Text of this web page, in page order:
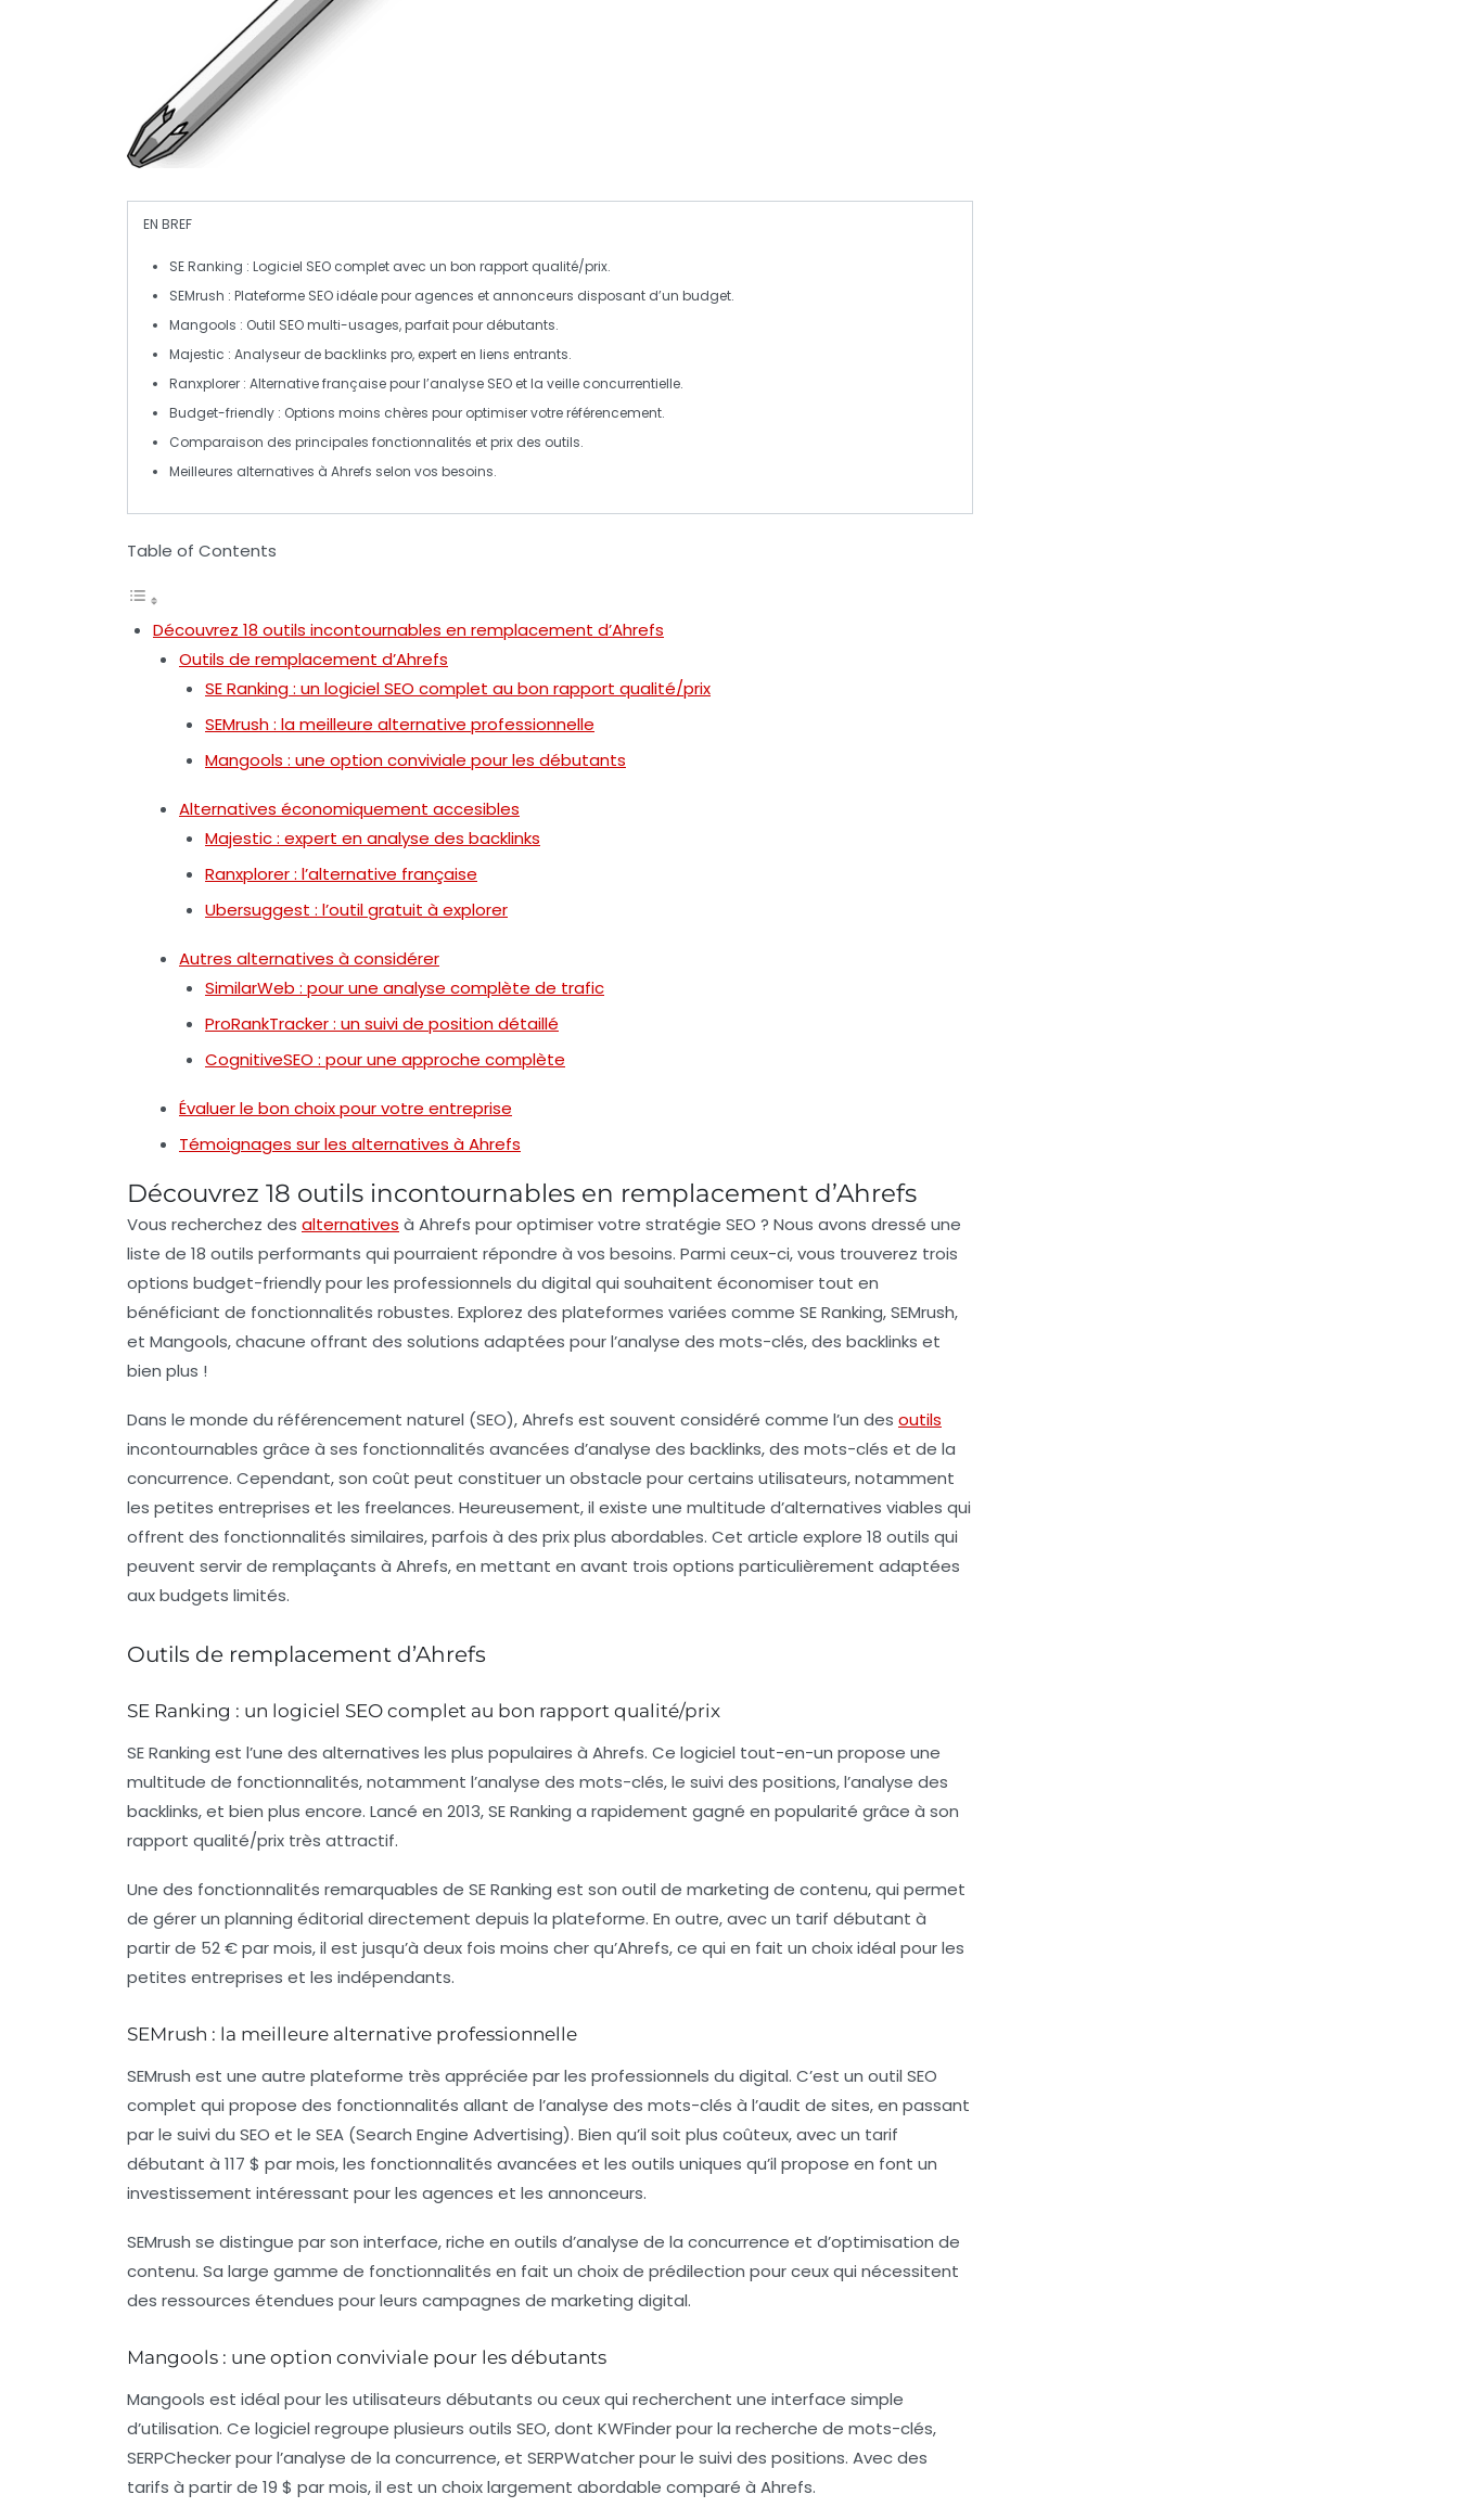
EN BREF
SE Ranking : Logiciel SEO complet avec un bon rapport qualité/prix.
SEMrush : Plateforme SEO idéale pour agences et annonceurs disposant d’un budget.
Mangools : Outil SEO multi-usages, parfait pour débutants.
Majestic : Analyseur de backlinks pro, expert en liens entrants.
Ranxplorer : Alternative française pour l’analyse SEO et la veille concurrentielle.
Budget-friendly : Options moins chères pour optimiser votre référencement.
Comparaison des principales fonctionnalités etprix des outils.
Meilleures alternatives à Ahrefs selon vos besoins.
Table of Contents
Découvrez 18 outils incontournables en remplacement d’Ahrefs
Outils de remplacement d’Ahrefs
SE Ranking : un logiciel SEO complet au bon rapport qualité/prix
SEMrush : la meilleure alternative professionnelle
Mangools : une option conviviale pour les débutants
Alternatives économiquement accesibles
Majestic : expert en analyse des backlinks
Ranxplorer : l’alternative française
Ubersuggest : l’outil gratuit à explorer
Autres alternatives à considérer
SimilarWeb : pour une analyse complète de trafic
ProRankTracker : un suivi de position détaillé
CognitiveSEO : pour une approche complète
Évaluer le bon choix pour votre entreprise
Témoignages sur les alternatives à Ahrefs
Découvrez 18 outils incontournables en remplacement d’Ahrefs
Vous recherchez des alternatives à Ahrefs pour optimiser votre stratégie SEO ? Nous avons dressé une
liste de 18 outils performants qui pourraient répondre à vos besoins. Parmi ceux-ci, vous trouverez trois
options budget-friendlypour les professionnels du digital qui souhaitent économiser tout en
bénéficiant de fonctionnalités robustes. Explorez des plateformes variées comme SE Ranking,SEMrush,
et Mangools, chacune offrant des solutions adaptées pour l’analyse des mots-clés, des backlinks et
bien plus !
Dans le monde du référencement naturel (SEO),Ahrefs est souvent considéré comme l’un des outils
incontournables grâce à ses fonctionnalités avancées d’analyse des backlinks, des mots-clés et de la
concurrence. Cependant, son coût peut constituer un obstacle pour certains utilisateurs, notamment
les petites entreprises et les freelances. Heureusement, il existe une multitude d’alternatives viables qui
offrent des fonctionnalités similaires, parfois à des prix plus abordables. Cet article explore 18 outils qui
peuvent servir de remplaçants à Ahrefs, en mettant en avant trois options particulièrement adaptées
aux budgets limités.
Outils de remplacement d’Ahrefs
SE Ranking : un logiciel SEO complet au bon rapport qualité/prix
SE Ranking est l’une des alternatives les plus populaires à Ahrefs. Ce logiciel tout-en-un propose une
multitude de fonctionnalités, notamment l’analyse des mots-clés, le suivi des positions, l’analyse des
backlinks, et bien plus encore. Lancé en 2013, SE Ranking a rapidement gagné en popularité grâce à son
rapport qualité/prix très attractif.
Une des fonctionnalités remarquables de SE Ranking est son outil de marketing de contenu, qui permet
de gérer un planning éditorial directement depuis la plateforme. En outre, avec un tarif débutant à
partir de 52 € par mois, il est jusqu’à deux fois moins cher qu’Ahrefs, ce qui en fait un choix idéal pour les
petites entreprises et les indépendants.
SEMrush : la meilleure alternative professionnelle
SEMrush est une autre plateforme très appréciée par les professionnels du digital. C’est un outil SEO
complet qui propose des fonctionnalités allant de l’analyse des mots-clés à l’audit de sites, en passant
par le suivi du SEO et le SEA (Search Engine Advertising). Bien qu’il soit plus coûteux, avec un tarif
débutant à 117 $ par mois, les fonctionnalités avancées et les outils uniques qu’il propose en font un
investissement intéressant pour les agences et les annonceurs.
SEMrush se distingue par son interface, riche en outils d’analyse de la concurrence et d’optimisation de
contenu. Sa large gamme de fonctionnalités en fait un choix de prédilection pour ceux qui nécessitent
des ressources étendues pour leurs campagnes de marketing digital.
Mangools : une option conviviale pour les débutants
Mangools est idéal pour les utilisateurs débutants ou ceux qui recherchent une interface simple
d’utilisation. Ce logiciel regroupe plusieurs outils SEO, dont KWFinder pour la recherche de mots-clés,
SERPChecker pour l’analyse de la concurrence, et SERPWatcher pour le suivi des positions. Avec des
tarifs à partir de 19 $ par mois, il est un choix largement abordable comparé à Ahrefs.